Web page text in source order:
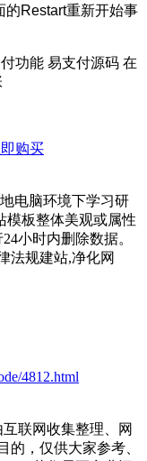
的Restart重新开始事
购买
电脑环境下学习研
模板整体美观或属性
小时内删除数据。
法规建站,净化网
4812.html
联网收集整理、网
的，仅供大家参考、